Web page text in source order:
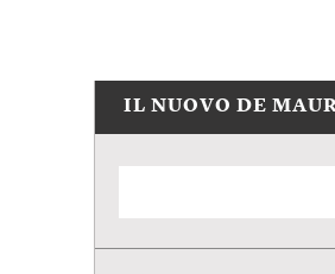
IL NUOVO DE